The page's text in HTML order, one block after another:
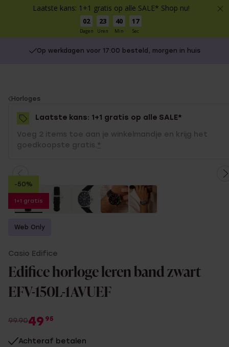
Laatste kans: 1+1 gratis op alle SALE* Shop nu!
02
Dagen
23
Uren
40
Min
17
Sec
Op werkdagen voor 17:00 besteld, morgen in huis
You
are
here:
Horloges
Laatste kans: 1+1 gratis op alle SALE*
Voeg 2 items toe aan je winkelmandje en krijg het
goedkoopste gratis. *
-50%
1+1 gratis
Web Only
Casio Edifice
Edifice horloge leren band zwart
EFV-150L-1AVUEF
99.9049 95
Achteraf betalen